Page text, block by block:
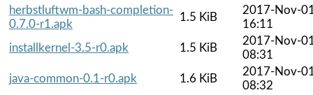
herbstluftwm-bash-completion-
0.7.0-r1.apk
1.5 KiB
2017-Nov-
16:11
installkernel-3.5-r0.apk
1.5 KiB
2017-Nov-
08:31
java-common-0.1-r0.apk
1.6 KiB
2017-Nov-
08:32